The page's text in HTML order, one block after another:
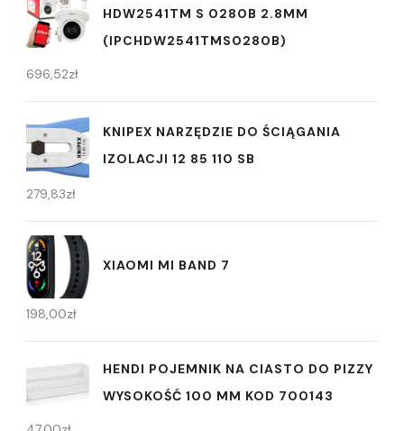
HDW2541TM S 0280B 2.8MM
(IPCHDW2541TMS0280B)
696,52zł
KNIPEX NARZĘDZIE DO ŚCIĄGANIA
IZOLACJI 12 85 110 SB
279,83zł
XIAOMI MI BAND 7
198,00zł
HENDI POJEMNIK NA CIASTO DO PIZZY
WYSOKOŚĆ 100 MM KOD 700143